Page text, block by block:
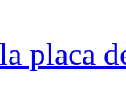
placa